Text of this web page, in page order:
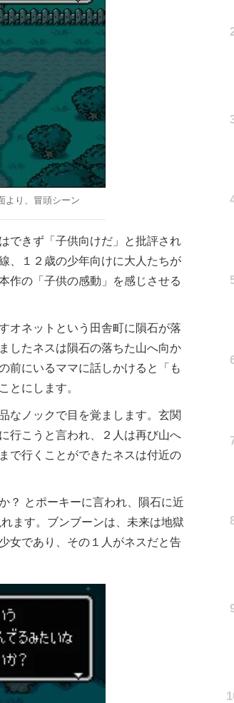
より、冒頭シーン
できず「子供向けだ」と批評され
、１２歳の少年向けに大人たちが
作の「子供の感動」を感じさせる
オネットという田舎町に隕石が落
したネスは隕石の落ちた山へ向か
前にいるママに話しかけると「も
とにします。
なノックで目を覚まします。玄関
行こうと言われ、２人は再び山へ
で行くことができたネスは付近の
？ とポーキーに言われ、隕石に近
ます。ブンブーンは、未来は地獄
女であり、その１人がネスだと告